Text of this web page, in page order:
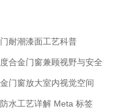
耐潮漆面工艺科普
合金门窗兼顾视野与安全
门窗放大室内视觉空间
水工艺详解 Meta 标签